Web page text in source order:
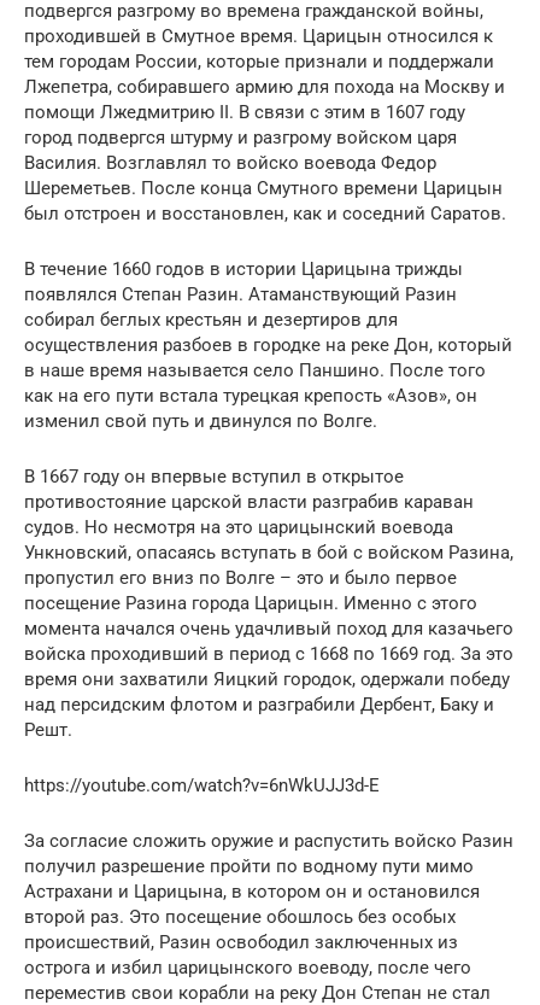
подвергся разгрому во времена гражданской войны,
проходившей в Смутное время. Царицын относился к
тем городам России, которые признали и поддержали
Лжепетра, собиравшего армию для похода на Москву и
помощи Лжедмитрию II. В связи с этим в 1607 году
город подвергся штурму и разгрому войском царя
Василия. Возглавлял то войско воевода Федор
Шереметьев. После конца Смутного времени Царицын
был отстроен и восстановлен, как и соседний Саратов.
В течение 1660 годов в истории Царицына трижды
появлялся Степан Разин. Атаманствующий Разин
собирал беглых крестьян и дезертиров для
осуществления разбоев в городке на реке Дон, который
в наше время называется село Паншино. После того
как на его пути встала турецкая крепость «Азов», он
изменил свой путь и двинулся по Волге.
В 1667 году он впервые вступил в открытое
противостояние царской власти разграбив караван
судов. Но несмотря на это царицынский воевода
Ункновский, опасаясь вступать в бой с войском Разина,
пропустил его вниз по Волге – это и было первое
посещение Разина города Царицын. Именно с этого
момента начался очень удачливый поход для казачьего
войска проходивший в период с 1668 по 1669 год. За это
время они захватили Яицкий городок, одержали победу
над персидским флотом и разграбили Дербент, Баку и
Решт.
https://youtube.com/watch?v=6nWkUJJ3d-E
За согласие сложить оружие и распустить войско Разин
получил разрешение пройти по водному пути мимо
Астрахани и Царицына, в котором он и остановился
второй раз. Это посещение обошлось без особых
происшествий, Разин освободил заключенных из
острога и избил царицынского воеводу, после чего
переместив свои корабли на реку Дон Степан не стал